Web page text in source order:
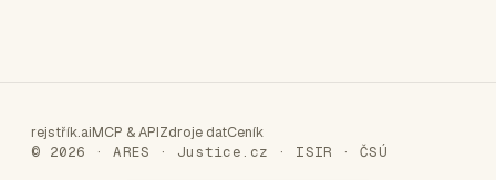
rejstřík.aiMCP & APIZdroje datCeník
© 2026 · ARES · Justice.cz · ISIR · ČSÚ